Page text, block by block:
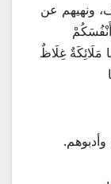
ونهيهم عن
أَنْفُسَكُمْ
مَلَائِكَةٌ غِلَاظٌ